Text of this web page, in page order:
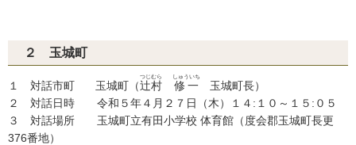
２ 玉城町
１ 対話市町 玉城町（辻村
つじむら
修一
しゅういち
玉城町長）
２ 対話日時 令和５年４月２７日（木）１４:１０～１５:０５
３ 対話場所 玉城町立有田小学校 体育館（度会郡玉城町長更
376番地）